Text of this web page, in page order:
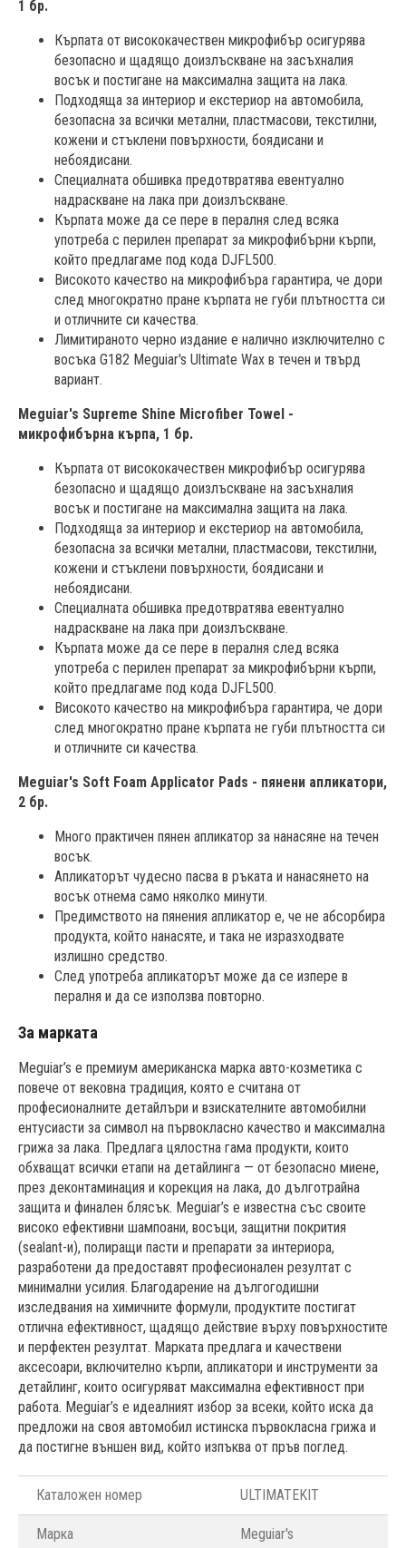
1 бр.
Кърпата от висококачествен микрофибър осигурява
безопасно и щадящо доизлъскване на засъхналия
восък и постигане на максимална защита на лака.
Подходяща за интериор и екстериор на автомобила,
безопасна за всички метални, пластмасови, текстилни,
кожени и стъклени повърхности, боядисани и
небоядисани.
Специалната обшивка предотвратява евентуално
надраскване на лака при доизлъскване.
Кърпата може да се пере в пералня след всяка
употреба с перилен препарат за микрофибърни кърпи,
който предлагаме под кода DJFL500.
Високото качество на микрофибъра гарантира, че дори
след многократно пране кърпата не губи плътността си
и отличните си качества.
Лимитираното черно издание е налично изключително с
восъка G182 Meguiar's Ultimate Wax в течен и твърд
вариант.
Meguiar's Supreme Shine Microfiber Towel -
микрофибърна кърпа, 1 бр.
Кърпата от висококачествен микрофибър осигурява
безопасно и щадящо доизлъскване на засъхналия
восък и постигане на максимална защита на лака.
Подходяща за интериор и екстериор на автомобила,
безопасна за всички метални, пластмасови, текстилни,
кожени и стъклени повърхности, боядисани и
небоядисани.
Специалната обшивка предотвратява евентуално
надраскване на лака при доизлъскване.
Кърпата може да се пере в пералня след всяка
употреба с перилен препарат за микрофибърни кърпи,
който предлагаме под кода DJFL500.
Високото качество на микрофибъра гарантира, че дори
след многократно пране кърпата не губи плътността си
и отличните си качества.
Meguiar's Soft Foam Applicator Pads - пянени апликатори,
2 бр.
Много практичен пянен апликатор за нанасяне на течен
восък.
Апликаторът чудесно пасва в ръката и нанасянето на
восък отнема само няколко минути.
Предимството на пянения апликатор е, че не абсорбира
продукта, който нанасяте, и така не изразходвате
излишно средство.
След употреба апликаторът може да се изпере в
пералня и да се използва повторно.
За марката
Meguiar’s е премиум американска марка авто-козметика с
повече от вековна традиция, която е считана от
професионалните детайлъри и взискателните автомобилни
ентусиасти за символ на първокласно качество и максимална
грижа за лака. Предлага цялостна гама продукти, които
обхващат всички етапи на детайлинга — от безопасно миене,
през деконтаминация и корекция на лака, до дълготрайна
защита и финален блясък. Meguiar’s е известна със своите
високо ефективни шампоани, восъци, защитни покрития
(sealant-и), полиращи пасти и препарати за интериора,
разработени да предоставят професионален резултат с
минимални усилия. Благодарение на дългогодишни
изследвания на химичните формули, продуктите постигат
отлична ефективност, щадящо действие върху повърхностите
и перфектен резултат. Марката предлага и качествени
аксесоари, включително кърпи, апликатори и инструменти за
детайлинг, които осигуряват максимална ефективност при
работа. Meguiar’s е идеалният избор за всеки, който иска да
предложи на своя автомобил истинска първокласна грижа и
да постигне външен вид, който изпъква от пръв поглед.
Каталожен номер ULTIMATEKIT
Марка Meguiar's